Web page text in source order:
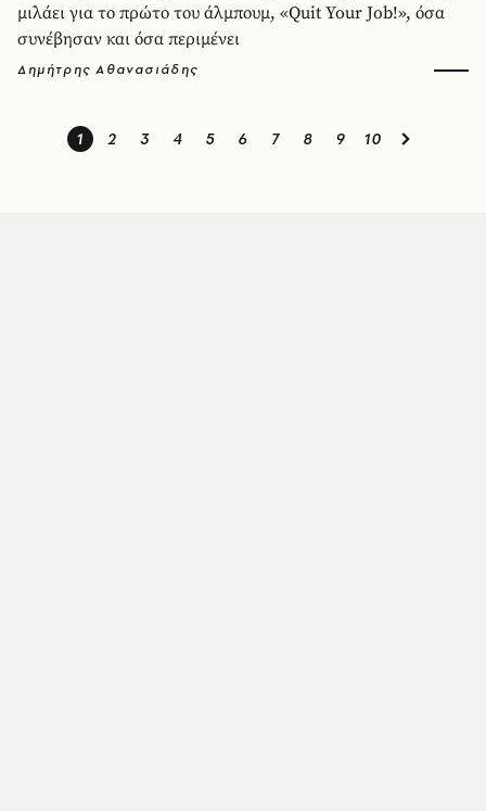
μιλάει για το πρώτο του άλμπουμ, «Quit Your Job!», όσα
συνέβησαν και όσα περιμένει
Δημήτρης Αθανασιάδης
1 2 3 4 5 6 7 8 9 10